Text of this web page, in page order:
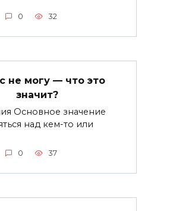
0 32
не могу — что это
значит?
Основное значение
над кем-то или
0 37